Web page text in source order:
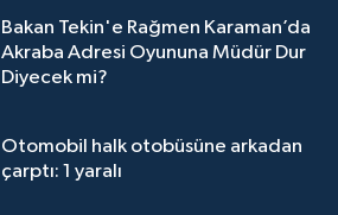
Bakan Tekin'e Rağmen Karaman’da
Akraba Adresi Oyununa Müdür Dur
Diyecek mi?
Otomobil halk otobüsüne arkadan
çarptı: 1 yaralı